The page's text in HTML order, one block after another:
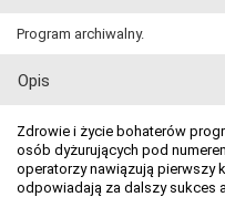
Program archiwalny.
Opis
Zdrowie i życie bohaterów
osób dyżurujących pod
operatorzy nawiązują pierwszy
odpowiadają za dalszy sukces